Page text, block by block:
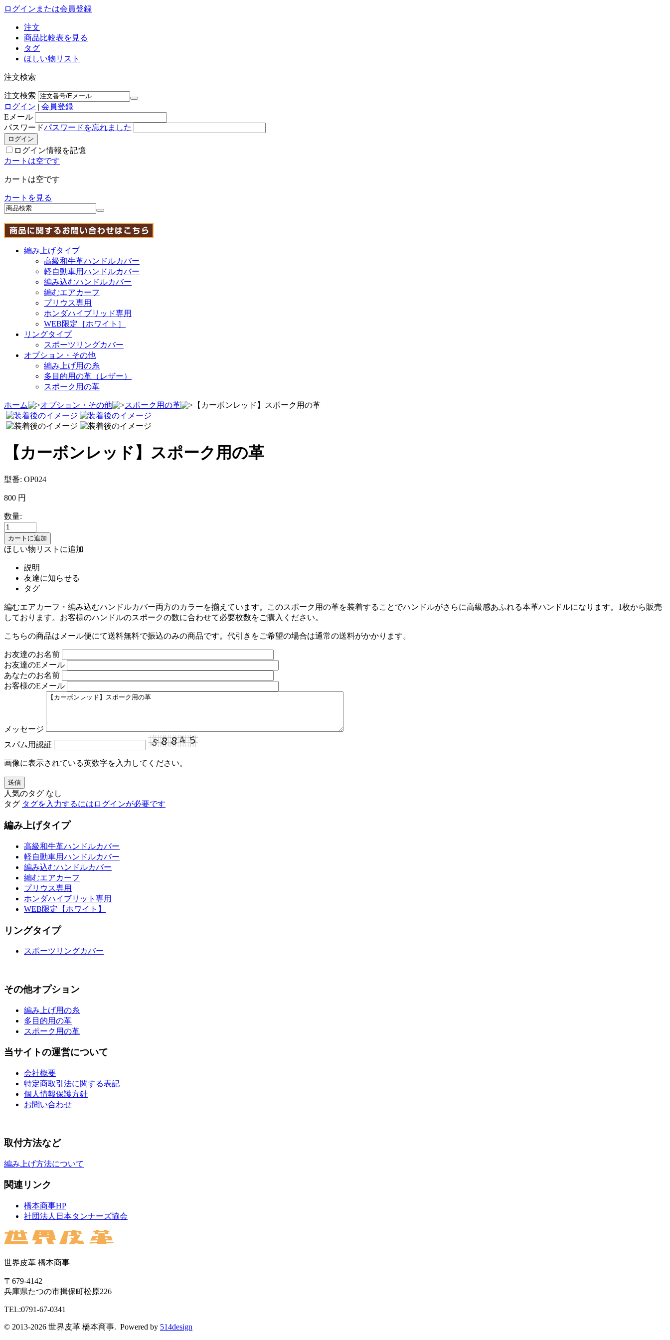
ログインまたは会員登録
注文
商品比較表を見る
タグ
ほしい物リスト
注文検索
注文検索
ログイン | 会員登録
Eメール
パスワードパスワードを忘れました
ログイン情報を記憶
カートは空です
カートは空です
カートを見る
編み上げタイプ
高級和牛革ハンドルカバー
軽自動車用ハンドルカバー
編み込むハンドルカバー
編むエアカーフ
プリウス専用
ホンダハイブリッド専用
WEB限定［ホワイト］
リングタイプ
スポーツリングカバー
オプション・その他
編み上げ用の糸
多目的用の革（レザー）
スポーク用の革
ホーム オプション・その他 スポーク用の革 【カーボンレッド】スポーク用の革
【カーボンレッド】スポーク用の革
型番: OP024
800 円
数量:
ほしい物リストに追加
説明
友達に知らせる
タグ
編むエアカーフ・編み込むハンドルカバー両方のカラーを揃えています。このスポーク用の革を装着することでハンドルがさらに高級感あふれる本革ハンドルになります。1枚から販売
しております。お客様のハンドルのスポークの数に合わせて必要枚数をご購入ください。
こちらの商品はメール便にて送料無料で振込のみの商品です。代引きをご希望の場合は通常の送料がかかります。
お友達のお名前
お友達のEメール
あなたのお名前
お客様のEメール
メッセージ
スパム用認証
画像に表示されている英数字を入力してください。
人気のタグ なし
タグ タグを入力するにはログインが必要です
編み上げタイプ
高級和牛革ハンドルカバー
軽自動車用ハンドルカバー
編み込むハンドルカバー
編むエアカーフ
プリウス専用
ホンダハイブリット専用
WEB限定【ホワイト】
リングタイプ
スポーツリングカバー
その他オプション
編み上げ用の糸
多目的用の革
スポーク用の革
当サイトの運営について
会社概要
特定商取引法に関する表記
個人情報保護方針
お問い合わせ
取付方法など
編み上げ方法について
関連リンク
橋本商事HP
社団法人日本タンナーズ協会
世界皮革 橋本商事
〒679-4142
兵庫県たつの市揖保町松原226
TEL:0791-67-0341
© 2013-2026 世界皮革 橋本商事. Powered by 514design